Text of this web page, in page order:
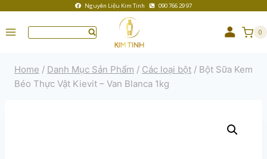
Nguyên Liệu Kim Tinh 090 766 29 97
0
Home / Danh Mục Sản Phẩm / Các loại bột / Bột Sữa Kem
Béo Thực Vật Kievit – Van Blanca 1kg